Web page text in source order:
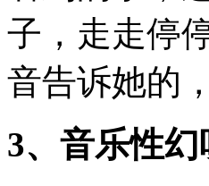
子，走走停
音告诉她的
3、音乐性幻